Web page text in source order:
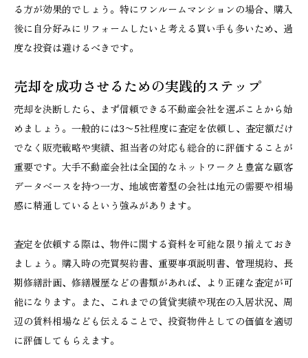
る方が効果的でしょう。特にワンルームマンションの場合、購入
後に自分好みにリフォームしたいと考える買い手も多いため、過
度な投資は避けるべきです。
売却を成功させるための実践的ステップ
売却を決断したら、まず信頼できる不動産会社を選ぶことから始
めましょう。一般的には3〜5社程度に査定を依頼し、査定額だけ
でなく販売戦略や実績、担当者の対応も総合的に評価することが
重要です。大手不動産会社は全国的なネットワークと豊富な顧客
データベースを持つ一方、地域密着型の会社は地元の需要や相場
感に精通しているという強みがあります。
査定を依頼する際は、物件に関する資料を可能な限り揃えておき
ましょう。購入時の売買契約書、重要事項説明書、管理規約、長
期修繕計画、修繕履歴などの書類があれば、より正確な査定が可
能になります。また、これまでの賃貸実績や現在の入居状況、周
辺の賃料相場なども伝えることで、投資物件としての価値を適切
に評価してもらえます。